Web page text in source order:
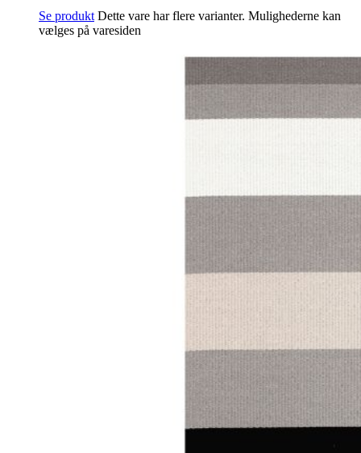
Se produkt Dette vare har flere varianter. Mulighederne kan
vælges på varesiden